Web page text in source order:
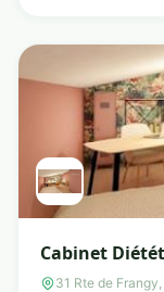
Cabinet
Meythet
31 Rte de